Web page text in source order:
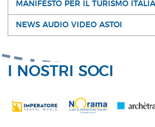
MANIFESTO PER IL TURISMO
NEWS AUDIO VIDEO ASTOI
I NOSTRI SOCI